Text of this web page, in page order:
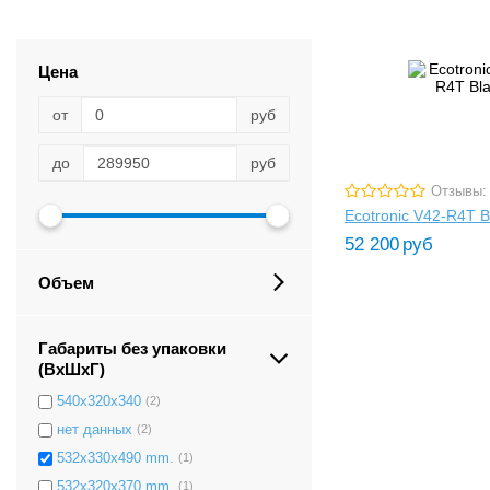
Цена
от руб
до руб
Объем
Габариты без упаковки
(ВxШxГ)
540х320х340 (2)
нет данных (2)
532x330x490 mm. (1)
(1)
Отзывы:
Ecotronic V42-R4T
52 200 руб